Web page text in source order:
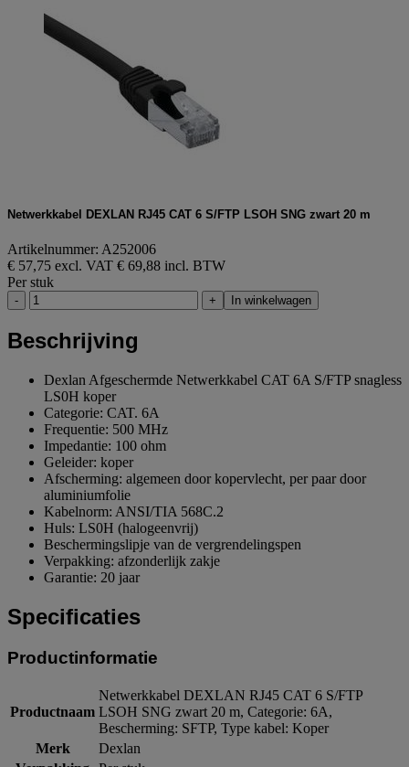
Netwerkkabel DEXLAN RJ45 CAT 6 S/FTP LSOH SNG zwart 20 m
Artikelnummer: A252006
€ 57,75 excl. VAT € 69,88 incl. BTW
Per stuk
- + In winkelwagen
Beschrijving
Dexlan Afgeschermde Netwerkkabel CAT 6A S/FTP snagless
LS0H koper
Categorie: CAT. 6A
Frequentie: 500 MHz
Impedantie: 100 ohm
Geleider: koper
Afscherming: algemeen door kopervlecht, per paar door
aluminiumfolie
Kabelnorm: ANSI/TIA 568C.2
Huls: LS0H (halogeenvrij)
Beschermingslipje van de vergrendelingspen
Verpakking: afzonderlijk zakje
Garantie: 20 jaar
Specificaties
Productinformatie
Productnaam
Netwerkkabel DEXLAN RJ45 CAT 6 S/FTP
LSOH SNG zwart 20 m, Categorie: 6A,
Bescherming: SFTP, Type kabel: Koper
Merk
Dexlan